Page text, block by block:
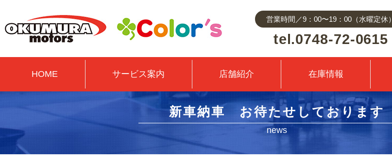
営業時間／9：00〜19：00（水曜定休）
tel.0748-72-0615
HOME サービス案内 店舗紹介 在庫情報
新車納車 お待たせしております
news